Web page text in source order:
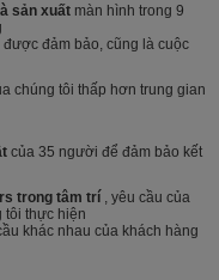
sản xuất màn hình trong 9
đảm bảo, cũng là cuộc
chúng tôi thấp hơn trung gian
của 35 người để đảm bảo kết
trong tâm trí , yêu cầu của
tôi thực hiện
khác nhau của khách hàng